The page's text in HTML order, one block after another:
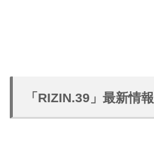
「RIZIN.39」最新情報